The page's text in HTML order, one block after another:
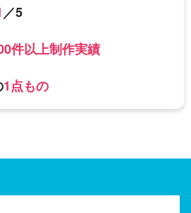
／5
件以上制作実績
1点もの